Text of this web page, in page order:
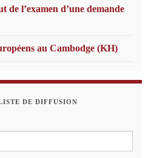
de l’examen d’une demande
au Cambodge (KH)
DE DIFFUSION